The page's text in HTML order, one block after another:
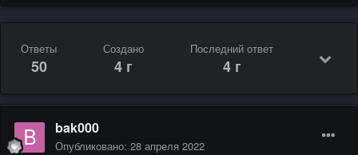
Ответы
50
Создано
4 г
Последний ответ
4 г
bak000
Опубликовано: 28 апреля 2022